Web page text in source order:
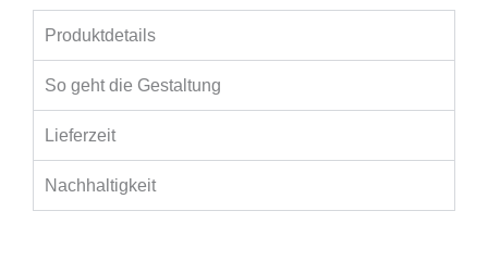
Produktdetails
So geht die Gestaltung
Lieferzeit
Nachhaltigkeit